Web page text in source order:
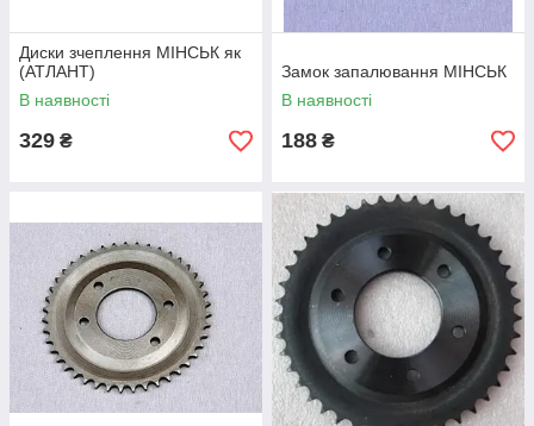
Диски зчеплення МІНСЬК як
(АТЛАНТ)
В наявності
329 ₴
Замок запалювання МІНСЬК
В наявності
188 ₴